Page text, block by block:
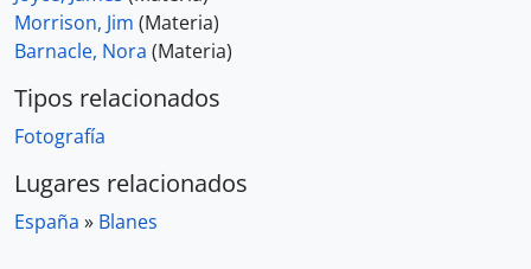
Morrison, Jim (Materia)
Barnacle, Nora (Materia)
Tipos relacionados
Fotografía
Lugares relacionados
España » Blanes